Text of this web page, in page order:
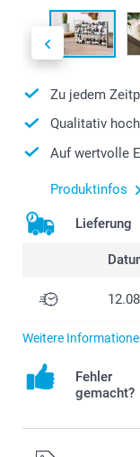
Zu jedem
Qualitativ
Auf wertvolle
Produktinfos
Lieferung
Weitere
Fehler
gemacht?